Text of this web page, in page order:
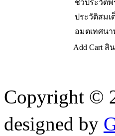
ชีวประวัติ
ประวัติสมเ
อมตเทศน
Add Cart สิ
Copyright ©
designed by